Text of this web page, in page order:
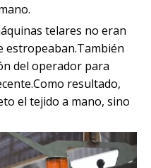
telares no eran
estropeaban.También
del operador para
resultado,
el tejido a mano, sino